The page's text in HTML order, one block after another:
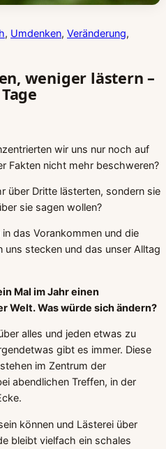
, Umdenken, Veränderung
weniger lästern –
wir uns nur noch auf
Fakten nicht mehr beschweren?
über Dritte lästerten, sondern sie
sie sagen wollen?
das Vorankommen und die
uns stecken und das unser Alltag
Mal im Jahr einen
Welt. Was würde sich ändern?
alles und jeden etwas zu
gibt es immer. Diese
im Zentrum der
abendlichen Treffen, in der
können und Lästerei über
bleibt vielfach ein schales